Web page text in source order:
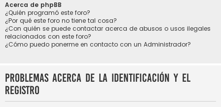
Acerca de phpBB
¿Quién programó este foro?
¿Por qué este foro no tiene tal cosa?
¿Con quién se puede contactar acerca de abusos o usos ilegales
relacionados con este foro?
¿Cómo puedo ponerme en contacto con un Administrador?
Problemas acerca de la identificación y el
registro